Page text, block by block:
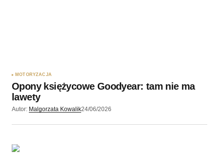
MOTORYZACJA
Opony księżycowe Goodyear: tam nie ma
lawety
Autor: Malgorzata Kowalik24/06/2026